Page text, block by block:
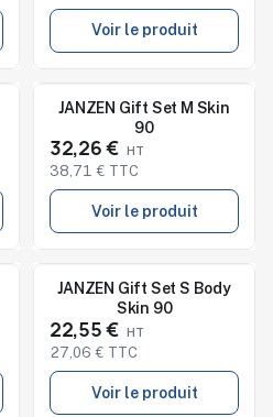
Voir le produit
Nouveau
JANZEN Gift Set M Skin
90
32,26 €
38,71 € TTC
Voir le produit
Nouveau
JANZEN Gift Set S Body
Skin 90
22,55 €
27,06 € TTC
Voir le produit